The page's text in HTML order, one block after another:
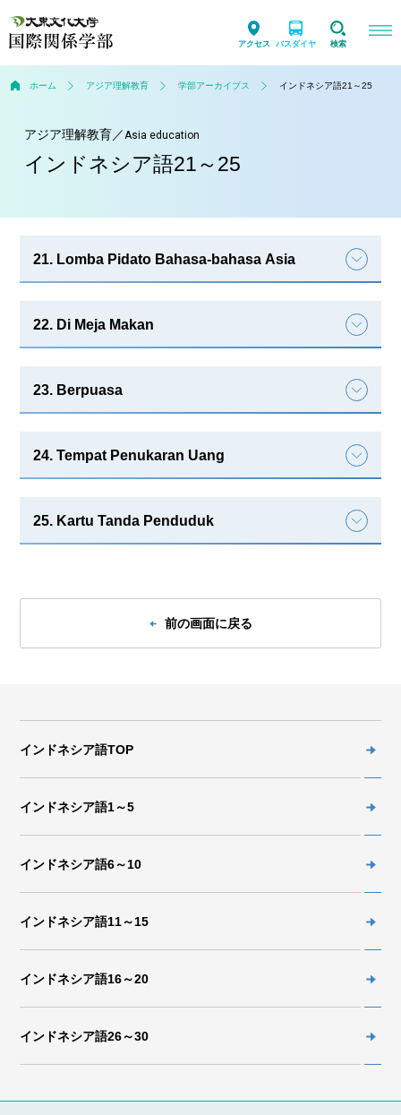
アクセス バスダイヤ 検索
ホーム アジア理解教育 学部アーカイブス インドネシア語21～25
アジア理解教育／Asia education
インドネシア語21～25
21. Lomba Pidato Bahasa-bahasa Asia
22. Di Meja Makan
23. Berpuasa
24. Tempat Penukaran Uang
25. Kartu Tanda Penduduk
前の画面に戻る
インドネシア語TOP
インドネシア語1～5
インドネシア語6～10
インドネシア語11～15
インドネシア語16～20
インドネシア語26～30